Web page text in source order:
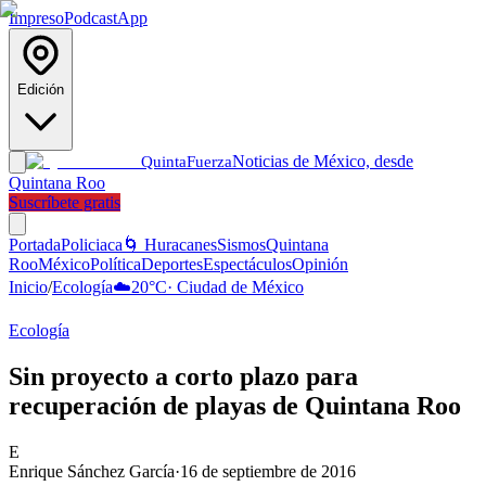
ImpresoPodcastApp
Edición
QuintaFuerzaNoticias de México, desde
Quintana Roo
Suscríbete gratis
PortadaPoliciaca 🌀 HuracanesSismosQuintana
RooMéxicoPolíticaDeportesEspectáculosOpinión
Inicio/Ecología☁️20°C· Ciudad de México
Ecología
Sin proyecto a corto plazo para
recuperación de playas de Quintana Roo
E
Enrique Sánchez García·16 de septiembre de 2016